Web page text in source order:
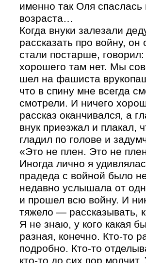
именно так Оля
возраста…
Когда внуки залезали
рассказать про войну, он
стали постарше,
хорошего там нет. Мы
шел на фашиста
что в спину мне всегда
смотрели. И ничего
рассказ оканчивался, а
внук приезжал и плакал,
гладил по голове и
«Это не плен. Это не
Иногда лично я
прадеда с войной было
недавно услышала от
и прошел всю войну. И
тяжело — рассказывать,
Я не знаю, у кого какая
разная, конечно. Кто-то
подробно. Кто-то
кто-то до сих пор